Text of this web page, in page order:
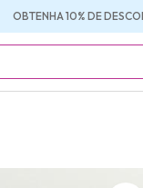
OBTENHA 10% DE